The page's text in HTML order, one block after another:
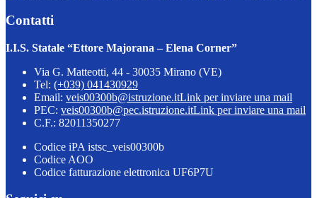
Contatti
I.I.S. Statale “Ettore Majorana – Elena Corner”
Via G. Matteotti, 44 - 30035 Mirano (VE)
Tel: (+039) 041430929
Email: veis00300b@istruzione.itLink per inviare una mail
PEC: veis00300b@pec.istruzione.itLink per inviare una mail
C.F.: 82011350277
Codice iPA istsc_veis00300b
Codice AOO
Codice fatturazione elettronica UF6P7U